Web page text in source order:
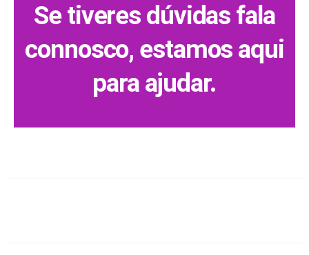
Se tiveres dúvidas fala
connosco, estamos aqui
para ajudar.